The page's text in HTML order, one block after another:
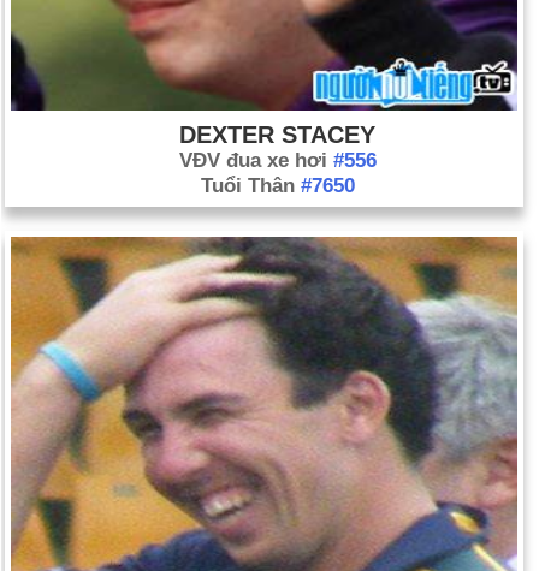
DEXTER STACEY
VĐV đua xe hơi #556
Tuổi Thân #7650